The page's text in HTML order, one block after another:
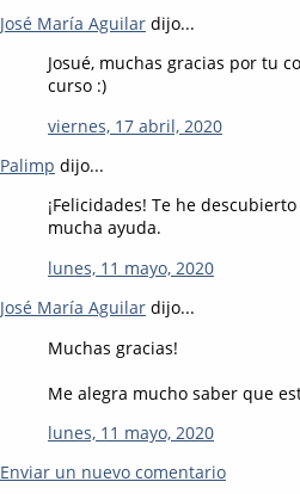
José María Aguilar dijo...
Josué, muchas gracias por tu
curso :)
viernes, 17 abril, 2020
Palimp dijo...
¡Felicidades! Te he
mucha ayuda.
lunes, 11 mayo, 2020
José María Aguilar dijo...
Muchas gracias!
Me alegra mucho saber que
lunes, 11 mayo, 2020
Enviar un nuevo comentario